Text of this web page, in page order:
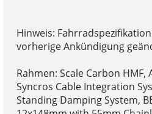
Hinweis:
vorherige Ankündigung
Rahmen: Scale Carbon
Syncros Cable Integration
Standing Damping System,